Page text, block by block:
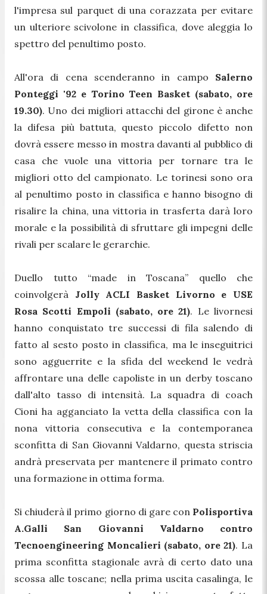
l'impresa sul parquet di una corazzata per evitare
un ulteriore scivolone in classifica, dove aleggia lo
spettro del penultimo posto.
All'ora di cena scenderanno in campo Salerno
Ponteggi '92 e Torino Teen Basket (sabato, ore
19.30). Uno dei migliori attacchi del girone è anche
la difesa più battuta, questo piccolo difetto non
dovrà essere messo in mostra davanti al pubblico di
casa che vuole una vittoria per tornare tra le
migliori otto del campionato. Le torinesi sono ora
al penultimo posto in classifica e hanno bisogno di
risalire la china, una vittoria in trasferta darà loro
morale e la possibilità di sfruttare gli impegni delle
rivali per scalare le gerarchie.
Duello tutto “made in Toscana” quello che
coinvolgerà Jolly ACLI Basket Livorno e USE
Rosa Scotti Empoli (sabato, ore 21). Le livornesi
hanno conquistato tre successi di fila salendo di
fatto al sesto posto in classifica, ma le inseguitrici
sono agguerrite e la sfida del weekend le vedrà
affrontare una delle capoliste in un derby toscano
dall'alto tasso di intensità. La squadra di coach
Cioni ha agganciato la vetta della classifica con la
nona vittoria consecutiva e la contemporanea
sconfitta di San Giovanni Valdarno, questa striscia
andrà preservata per mantenere il primato contro
una formazione in ottima forma.
Si chiuderà il primo giorno di gare con Polisportiva
A.Galli San Giovanni Valdarno contro
Tecnoengineering Moncalieri (sabato, ore 21). La
prima sconfitta stagionale avrà di certo dato una
scossa alle toscane; nella prima uscita casalinga, le